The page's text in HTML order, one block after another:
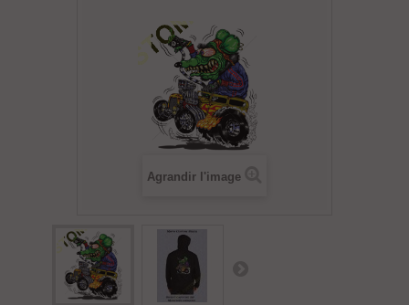
Agrandir l'image